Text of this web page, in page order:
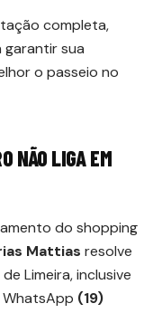
completa,
garantir sua
o passeio no
NÃO LIGA EM
do shopping
Mattias resolve
Limeira, inclusive
(19)